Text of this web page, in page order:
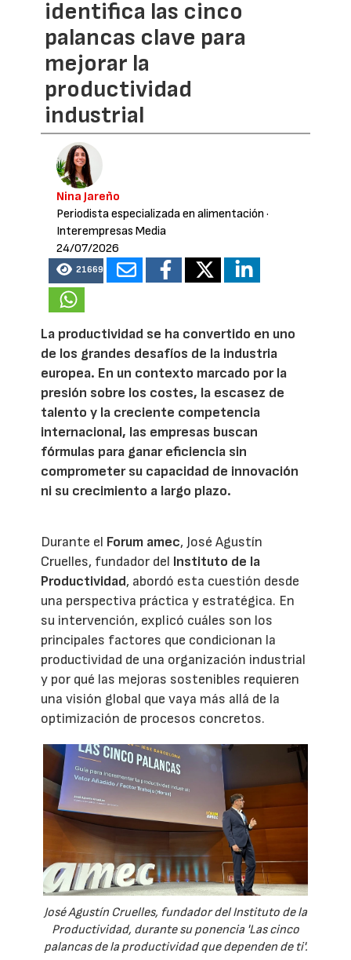
identifica las cinco
palancas clave para
mejorar la
productividad
industrial
Nina Jareño
Periodista especializada en alimentación ·
Interempresas Media
24/07/2026
21669
La productividad se ha convertido en uno
de los grandes desafíos de la industria
europea. En un contexto marcado por la
presión sobre los costes, la escasez de
talento y la creciente competencia
internacional, las empresas buscan
fórmulas para ganar eficiencia sin
comprometer su capacidad de innovación
ni su crecimiento a largo plazo.
Durante el Forum amec, José Agustín
Cruelles, fundador del Instituto de la
Productividad, abordó esta cuestión desde
una perspectiva práctica y estratégica. En
su intervención, explicó cuáles son los
principales factores que condicionan la
productividad de una organización industrial
y por qué las mejoras sostenibles requieren
una visión global que vaya más allá de la
optimización de procesos concretos.
José Agustín Cruelles, fundador del Instituto de la
Productividad, durante su ponencia 'Las cinco
palancas de la productividad que dependen de ti'.